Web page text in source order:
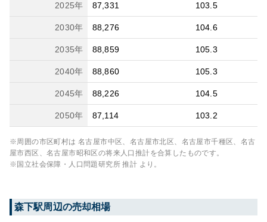
2025年 87,331 103.5
2030年 88,276 104.6
2035年 88,859 105.3
2040年 88,860 105.3
2045年 88,226 104.5
2050年 87,114 103.2
※周囲の市区町村は 名古屋市中区、名古屋市北区、名古屋市千種区、名古
屋市西区、名古屋市昭和区の将来人口推計を合算したものです。
※国立社会保障・人口問題研究所 推計 より。
森下駅周辺の売却相場